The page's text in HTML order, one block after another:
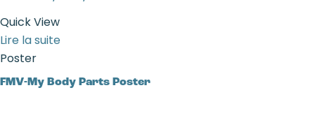
Quick View
Lire la suite
Poster
FMV-My Body Parts Poster